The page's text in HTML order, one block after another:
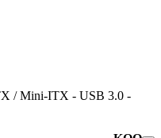
/ Mini-ITX - USB 3.0 -